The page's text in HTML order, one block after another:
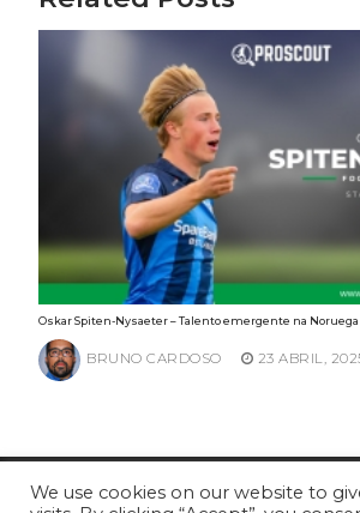
Oskar Spiten-Nysaeter – Talento emergente na Noruega
BRUNO CARDOSO 23 ABRIL,
© ProScout 2020
We use cookies on our website to